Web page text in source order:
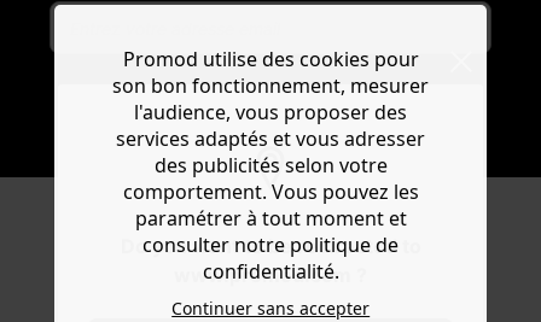
Do you want to be redirected to
www.promod.com ?
S'ABONNER
REJOIGNEZ LA
COMMUNAUTÉ
Promod utilise des cookies pour
son bon fonctionnement, mesurer
l'audience, vous proposer des
services adaptés et vous adresser
des publicités selon votre
comportement. Vous pouvez les
paramétrer à tout moment et
consulter notre politique de
confidentialité.
Continuer sans accepter